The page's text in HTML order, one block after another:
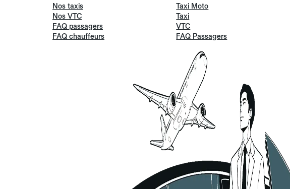
Nos taxis
Nos VTC
FAQ passagers
FAQ chauffeurs
Taxi Moto
Taxi
VTC
FAQ Passagers